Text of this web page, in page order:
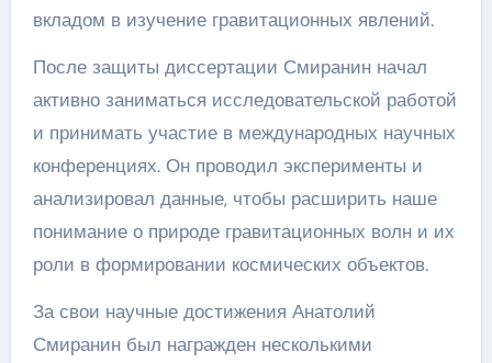
вкладом в изучение гравитационных явлений.
После защиты диссертации Смиранин начал
активно заниматься исследовательской работой
и принимать участие в международных научных
конференциях. Он проводил эксперименты и
анализировал данные, чтобы расширить наше
понимание о природе гравитационных волн и их
роли в формировании космических объектов.
За свои научные достижения Анатолий
Смиранин был награжден несколькими